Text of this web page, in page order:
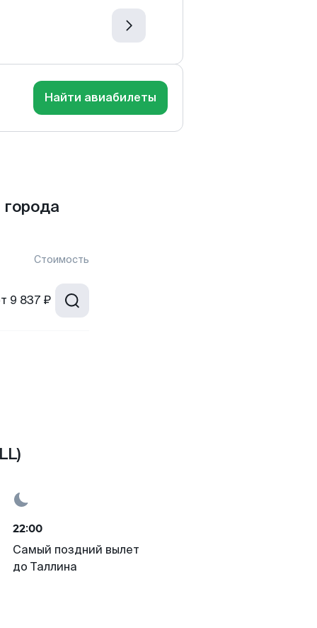
Найти авиабилеты
Стоимость
9 837 ₽
22:00
Самый поздний вылет
до Таллина